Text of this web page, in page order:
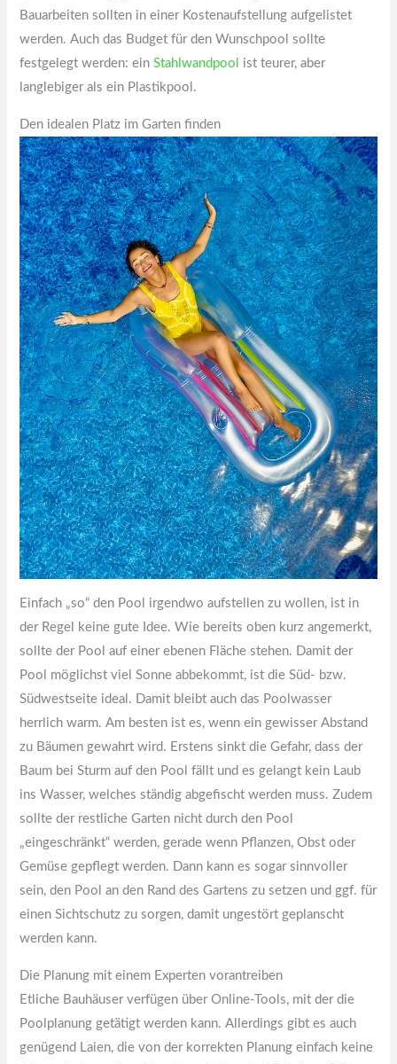
Bauarbeiten sollten in einer Kostenaufstellung aufgelistet
werden. Auch das Budget für den Wunschpool sollte
festgelegt werden: einStahlwandpool
ist teurer, aber
langlebiger als ein Plastikpool.
Den idealen Platz im Garten finden
Einfach „so“ den Pool irgendwo aufstellen zu wollen, ist in
der Regel keine gute Idee. Wie bereits oben kurz angemerkt,
sollte der Pool auf einer ebenen Fläche stehen. Damit der
Pool möglichst viel Sonne abbekommt, ist die Süd- bzw.
Südwestseite ideal. Damit bleibt auch das Poolwasser
herrlich warm. Am besten ist es, wenn ein gewisser Abstand
zu Bäumen gewahrt wird. Erstens sinkt die Gefahr, dass der
Baum bei Sturm auf den Pool fällt und es gelangt kein Laub
ins Wasser, welches ständig abgefischt werden muss. Zudem
sollte der restliche Garten nicht durch den Pool
„eingeschränkt“ werden, gerade wenn Pflanzen, Obst oder
Gemüse gepflegt werden. Dann kann es sogar sinnvoller
sein, den Pool an den Rand des Gartens zu setzen und ggf. für
einen Sichtschutz zu sorgen, damit ungestört geplanscht
werden kann.
Die Planung mit einem Experten vorantreiben
Etliche Bauhäuser verfügen über Online-Tools, mit der die
Poolplanung getätigt werden kann. Allerdings gibt es auch
genügend Laien, die von der korrekten Planung einfach keine